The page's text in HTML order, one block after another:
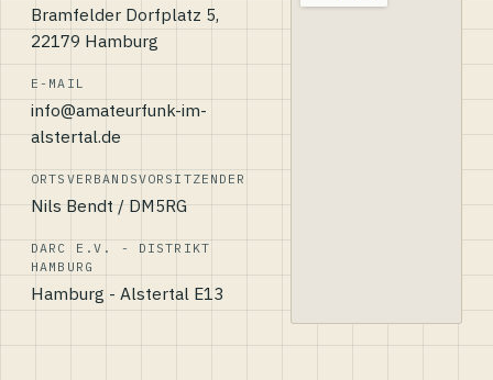
Bramfelder Dorfplatz 5,
22179 Hamburg
E-MAIL
info@amateurfunk-im-
alstertal.de
ORTSVERBANDSVORSITZENDER
Nils Bendt / DM5RG
DARC E.V. - DISTRIKT
HAMBURG
Hamburg - Alstertal E13